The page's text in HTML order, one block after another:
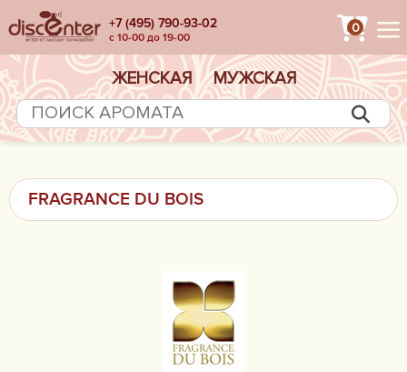
+7 (495) 790-93-02
с 10-00 до 19-00
0
ЖЕНСКАЯ МУЖСКАЯ
FRAGRANCE DU BOIS